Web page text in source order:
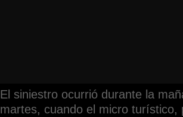
El siniestro ocurrió durante la
martes, cuando el micro turístico,